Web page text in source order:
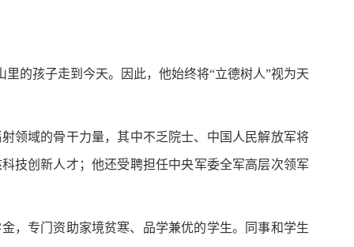
的孩子走到今天。因此，他始终将“立德树人”视为天
领域的骨干力量，其中不乏院士、中国人民解放军将
技创新人才；他还受聘担任中央军委全军高层次领军
，专门资助家境贫寒、品学兼优的学生。同事和学生